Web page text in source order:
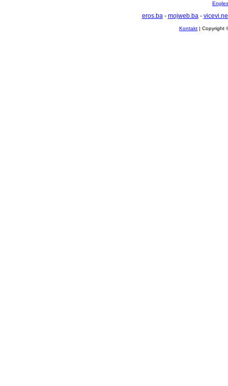
eros.ba- mojweb.ba-
Kontakt | Copyright